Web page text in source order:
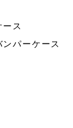
ス
パーケース